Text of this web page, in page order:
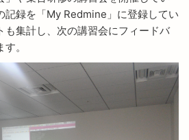
記録を「My Redmine」に登録してい
も集計し、次の講習会にフィードバ
。